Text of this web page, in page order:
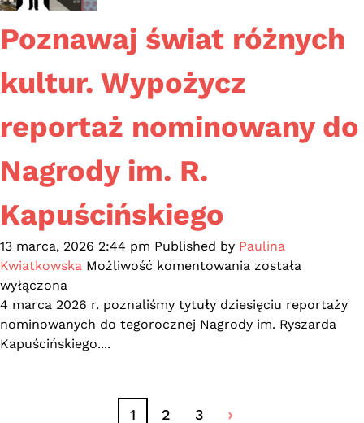
Poznawaj świat różnych
kultur. Wypożycz
reportaż nominowany do
Nagrody im. R.
Kapuścińskiego
13 marca, 2026 2:44 pm Published by Paulina
Kwiatkowska Możliwość komentowania Poznawaj
różnych
kultur.
została
wyłączona
4 marca 2026 r. poznaliśmy tytuły dziesięciu reportaży
nominowanych do tegorocznej Nagrody im. Ryszarda
Kapuścińskiego....
1 2 3